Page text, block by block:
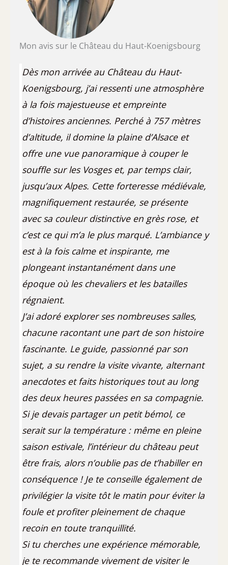
Mon avis sur le Château du Haut-Koenigsbourg
Dès mon arrivée au Château du Haut-
Koenigsbourg, j’ai ressenti une atmosphère
à la fois majestueuse et empreinte
d’histoires anciennes. Perché à 757 mètres
d’altitude, il domine la plaine d’Alsace et
offre une vue panoramique à couper le
souffle sur les Vosges et, par temps clair,
jusqu’aux Alpes. Cette forteresse médiévale,
magnifiquement restaurée, se présente
avec sa couleur distinctive en grès rose, et
c’est ce qui m’a le plus marqué. L’ambiance y
est à la fois calme et inspirante, me
plongeant instantanément dans une
époque où les chevaliers et les batailles
régnaient.
J’ai adoré explorer ses nombreuses salles,
chacune racontant une part de son histoire
fascinante. Le guide, passionné par son
sujet, a su rendre la visite vivante, alternant
anecdotes et faits historiques tout au long
des deux heures passées en sa compagnie.
Si je devais partager un petit bémol, ce
serait sur la température : même en pleine
saison estivale, l’intérieur du château peut
être frais, alors n’oublie pas de t’habiller en
conséquence ! Je te conseille également de
privilégier la visite tôt le matin pour éviter la
foule et profiter pleinement de chaque
recoin en toute tranquillité.
Si tu cherches une expérience mémorable,
je te recommande vivement de visiter le